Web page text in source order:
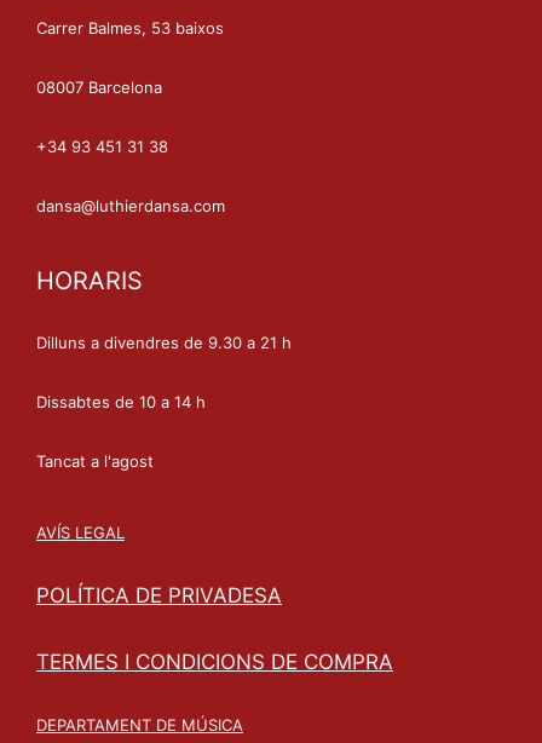
Carrer Balmes, 53 baixos
08007 Barcelona
+34 93 451 31 38
dansa@luthierdansa.com
HORARIS
Dilluns a divendres de 9.30 a 21 h
Dissabtes de 10 a 14 h
Tancat a l'agost
AVÍS LEGAL
POLÍTICA DE PRIVADESA
TERMES I CONDICIONS DE COMPRA
DEPARTAMENT DE MÚSICA